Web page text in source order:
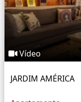
Vídeo
JARDIM AMÉRICA